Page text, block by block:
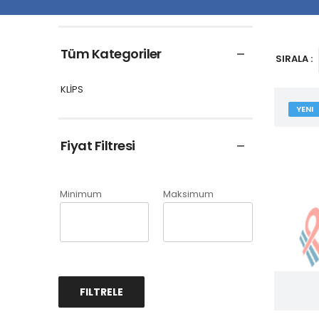
Tüm Kategoriler
KLİPS
Fiyat Filtresi
Minimum Maksimum
FILTRELE
SIRALA :
YENI